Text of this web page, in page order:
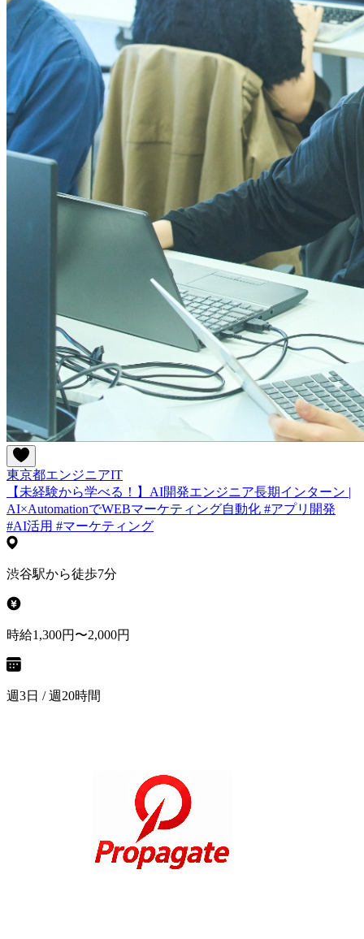
東京都エンジニアIT
【未経験から学べる！】AI開発エンジニア長期インターン |
AI×AutomationでWEBマーケティング自動化 #アプリ開発
#AI活用 #マーケティング
渋谷駅から徒歩7分
時給1,300円〜2,000円
週3日 / 週20時間